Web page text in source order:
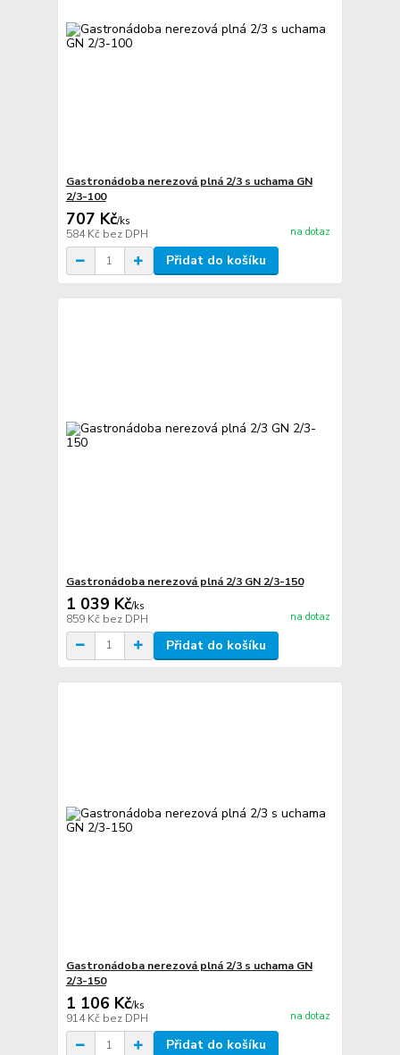
Gastronádoba nerezová plná 2/3 s uchama GN
2/3-100
707 Kč/ks
584 Kč bez DPH na dotaz
Přidat do košíku
Gastronádoba nerezová plná 2/3 GN 2/3-150
1 039 Kč/ks
859 Kč bez DPH na dotaz
Přidat do košíku
Gastronádoba nerezová plná 2/3 s uchama GN
2/3-150
1 106 Kč/ks
914 Kč bez DPH na dotaz
Přidat do košíku